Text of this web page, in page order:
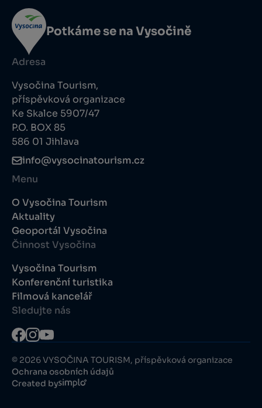
Potkáme se na Vysočině
Adresa
Vysočina Tourism,
příspěvková organizace
Ke Skalce 5907/47
P.O. BOX 85
586 01 Jihlava
info@vysocinatourism.cz
Menu
O Vysočina Tourism
Aktuality
Geoportál Vysočina
Činnost Vysočina
Vysočina Tourism
Konferenční turistika
Filmová kancelář
Sledujte nás
© 2026 VYSOČINA TOURISM, příspěvková organizace
Ochrana osobních údajů
Created by